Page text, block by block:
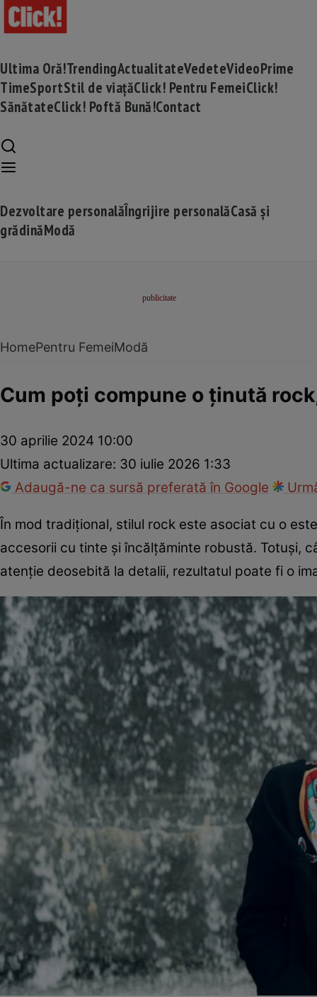
Ultima Oră!TrendingActualitateVedeteVideoPrime
TimeSportStil de viațăClick! Pentru FemeiClick!
SănătateClick! Poftă Bună!Contact
Dezvoltare personalăÎngrijire personalăCasă și
grădinăModă
HomePentru FemeiModă
Cum poți compune o ținută
30 aprilie 2024 10:00
Ultima actualizare: 30 iulie 2026 1:33
Adaugă-ne ca sursă preferată în Google
În mod tradițional, stilul rock este asociat cu o
accesorii cu tinte și încălțăminte robustă. Totuși,
atenție deosebită la detalii, rezultatul poate fi o